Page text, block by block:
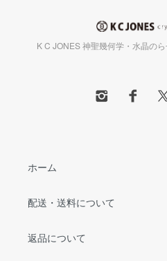
K C JONES 神聖幾何学・水晶の
ホーム
配送・送料について
返品について